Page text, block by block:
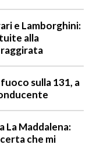
e Lamborghini:
alla
sulla 131, a
La Maddalena:
che mi